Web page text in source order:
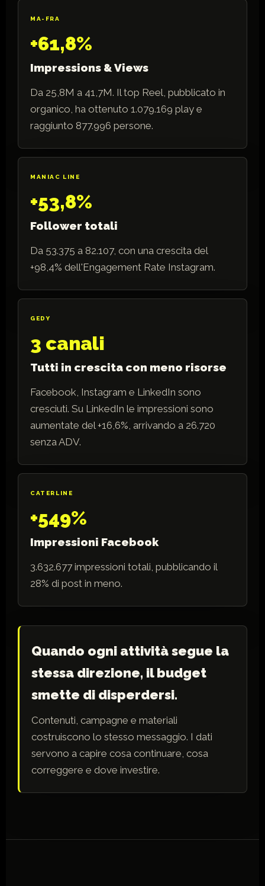
MA-FRA
+61,8%
Impressions & Views
Da 25,8M a 41,7M. Il top Reel, pubblicato in
organico, ha ottenuto 1.079.169 play e
raggiunto 877.996 persone.
MANIAC LINE
+53,8%
Follower totali
Da 53.375 a 82.107, con una crescita del
+98,4% dell'Engagement Rate Instagram.
GEDY
3 canali
Tutti in crescita con meno risorse
Facebook, Instagram e LinkedIn sono
cresciuti. Su LinkedIn le impressioni sono
aumentate del +16,6%, arrivando a 26.720
senza ADV.
CATERLINE
+549%
Impressioni Facebook
3.632.677 impressioni totali, pubblicando il
28% di post in meno.
Quando ogni attività segue la
stessa direzione, il budget
smette di disperdersi.
Contenuti, campagne e materiali
costruiscono lo stesso messaggio. I dati
servono a capire cosa continuare, cosa
correggere e dove investire.